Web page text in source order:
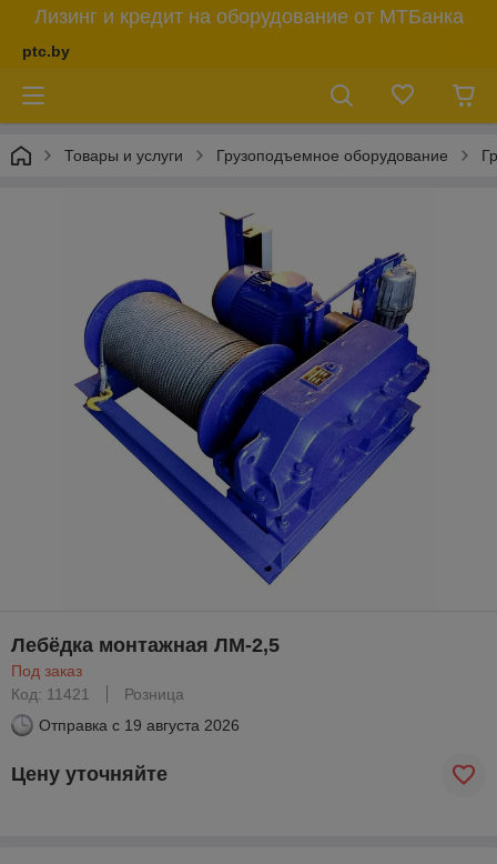
Лизинг и кредит на оборудование от МТБанка
ptc.by
Товары и услуги Грузоподъемное оборудование
Лебёдка монтажная ЛМ-2,5
Под заказ
Код: 11421
Розница
Отправка с 19 августа 2026
Цену уточняйте